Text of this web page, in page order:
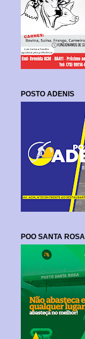
POSTO ADENIS
POO SANTA ROSA